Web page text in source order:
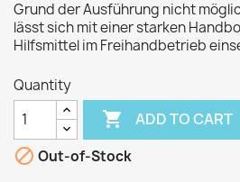
Grund der Ausführung nicht
lässt sich mit einer starken
Hilfsmittel im Freihandbetrieb
Quantity
 ADD TO CART
 Out-of-Stock